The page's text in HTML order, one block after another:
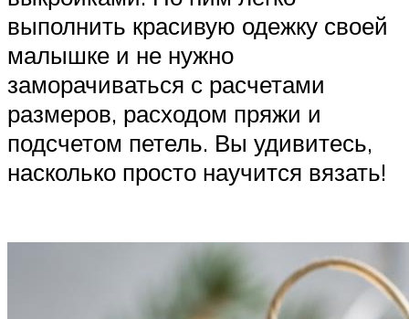
выполнить красивую одежку своей
малышке и не нужно
заморачиваться с расчетами
размеров, расходом пряжи и
подсчетом петель. Вы удивитесь,
насколько просто научится вязать!